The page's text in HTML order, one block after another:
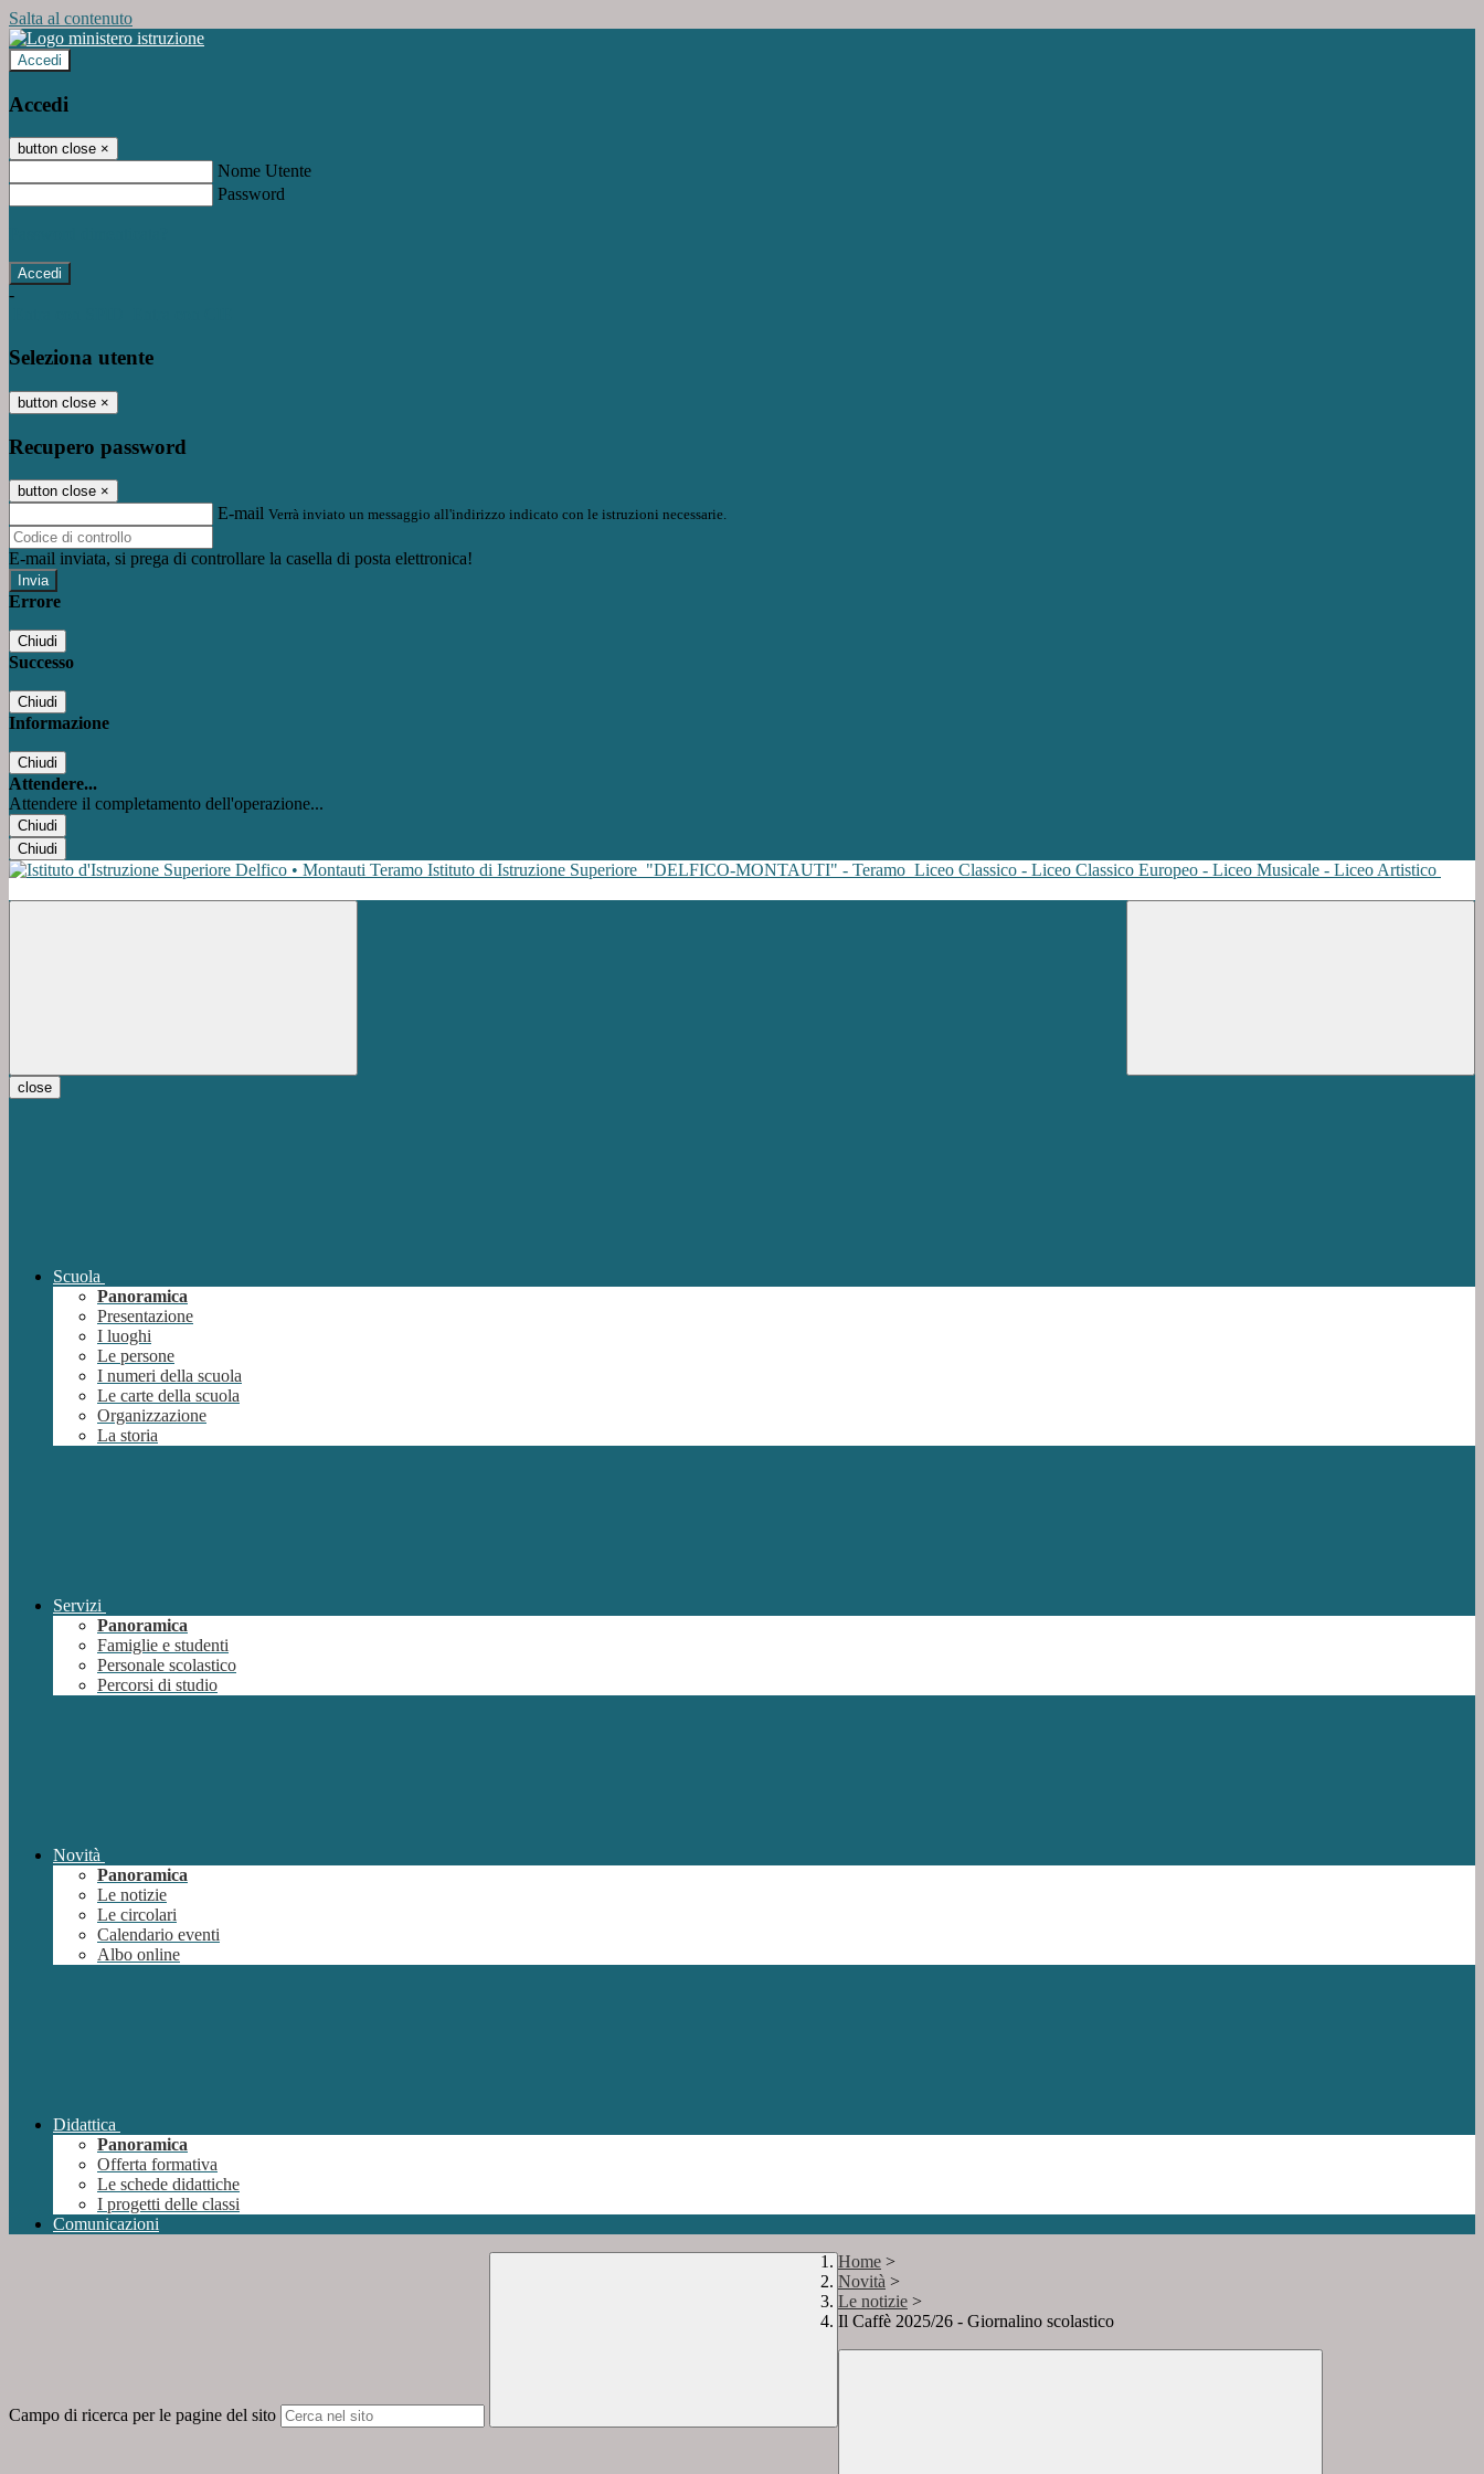
Salta al contenuto
Accedi
Accedi
button close ×
Nome Utente
Password
-
Seleziona utente
button close ×
Recupero password
button close ×
E-mail Verrà inviato un messaggio all'indirizzo indicato con le istruzioni necessarie.
E-mail inviata, si prega di controllare la casella di posta elettronica!
Errore
Chiudi
Successo
Chiudi
Informazione
Chiudi
Attendere...
Attendere il completamento dell'operazione...
Chiudi
Chiudi
Istituto di Istruzione Superiore "DELFICO-MONTAUTI" - Teramo Liceo Classico - Liceo Classico Europeo - Liceo Musicale - Liceo Artistico
close
Scuola
Panoramica
Presentazione
I luoghi
Le persone
I numeri della scuola
Le carte della scuola
Organizzazione
La storia
Servizi
Panoramica
Famiglie e studenti
Personale scolastico
Percorsi di studio
Novità
Panoramica
Le notizie
Le circolari
Calendario eventi
Albo online
Didattica
Panoramica
Offerta formativa
Le schede didattiche
I progetti delle classi
Comunicazioni
Campo di ricerca per le pagine del sito
Home >
Novità >
Le notizie >
Il Caffè 2025/26 - Giornalino scolastico